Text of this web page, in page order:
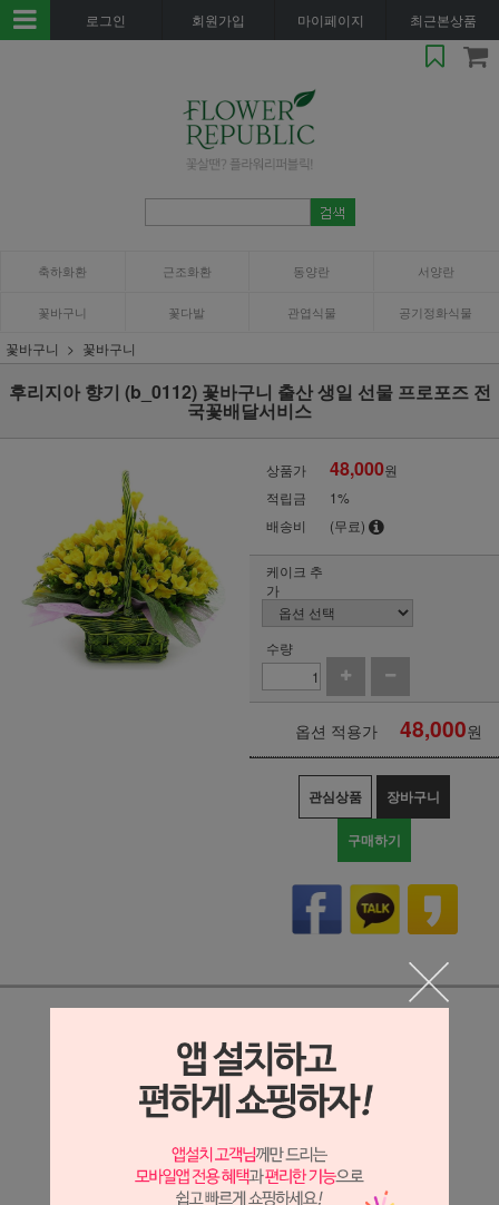
로그인 회원가입 마이페이지 최근본상품
축하화환 근조화환 동양란 서양란
꽃바구니 꽃다발 관엽식물 공기정화식물
꽃바구니 꽃바구니
후리지아 향기 (b_0112) 꽃바구니 출산 생일 선물 프로포즈 전
국꽃배달서비스
상품가 48,000원
적립금
1%
배송비
(무료)
케이크 추
가
수량
옵션 적용가 48,000원
관심상품 장바구니
구매하기
상세정보 새창 열기
상세 정보를 확대해 보실 수 있습니다.
※ 필독해주세요 ※